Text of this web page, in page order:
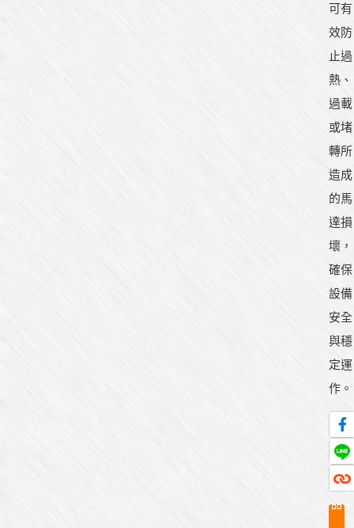
可有
效防
止過
熱、
過載
或堵
轉所
造成
的馬
達損
壞，
確保
設備
安全
與穩
定運
作。
產
品